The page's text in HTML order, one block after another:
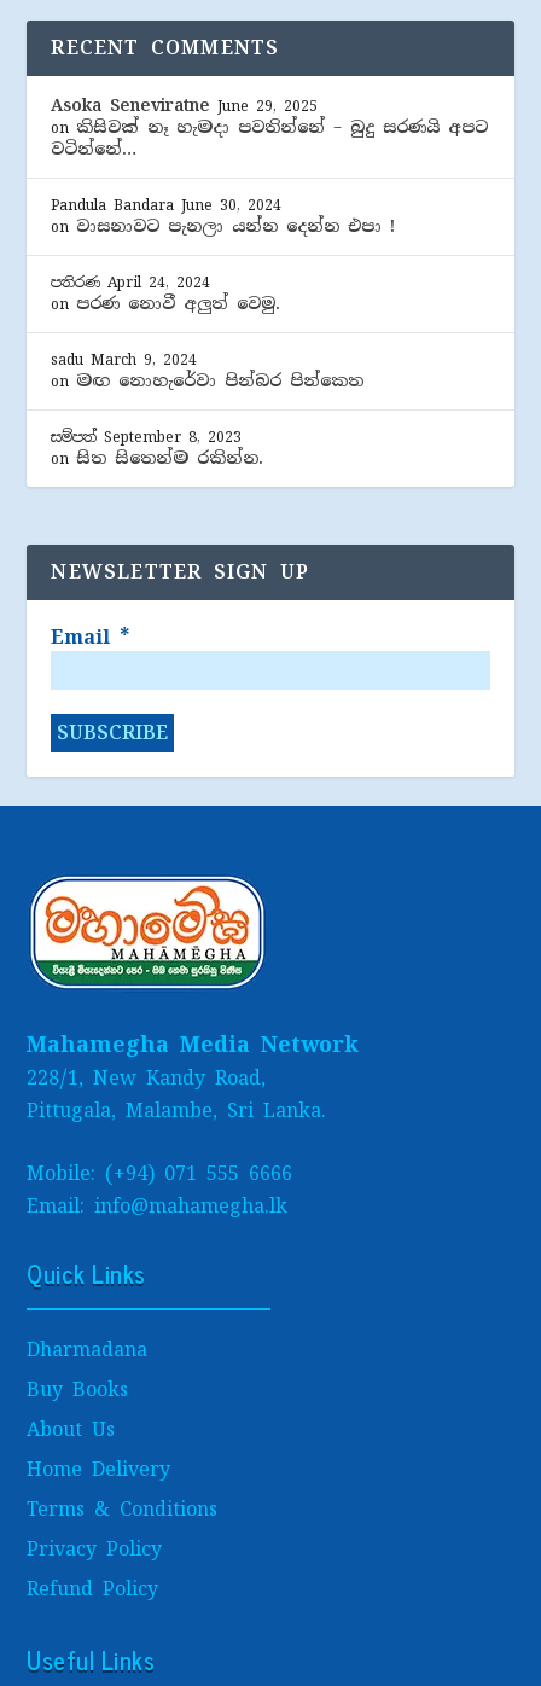
RECENT COMMENTS
Asoka Seneviratne June 29, 2025
on කිසිවක් නෑ හැමදා පවතින්නේ – බුදු සරණයි අපට
වටින්නේ…
Pandula Bandara June 30, 2024
on වාසනාවට පැනලා යන්න දෙන්න එපා !
පතිරණ April 24, 2024
on පරණ නොවී අලුත් වෙමු.
sadu March 9, 2024
on මඟ නොහැරේවා පින්බර පින්කෙත
සම්පත් September 8, 2023
onසිත සිතෙන්ම රකින්න.
NEWSLETTER SIGN UP
Email *
Mahamegha Media Network
228/1, New Kandy Road,
Pittugala, Malambe, Sri Lanka.
Mobile: (+94) 071 555 6666
Email: info@mahamegha.lk
Quick Links
Dharmadana
Buy Books
About Us
Home Delivery
Terms & Conditions
Privacy Policy
Refund Policy
Useful Links